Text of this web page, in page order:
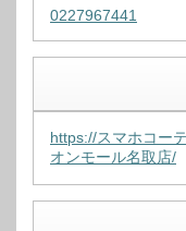
0227967441
https://スマホコー
オンモール名取店/